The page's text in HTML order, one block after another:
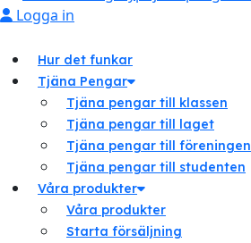
Logga in
Hur det funkar
Tjäna Pengar
Tjäna pengar till klassen
Tjäna pengar till laget
Tjäna pengar till föreningen
Tjäna pengar till studenten
Våra produkter
Våra produkter
Starta försäljning